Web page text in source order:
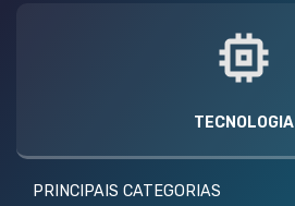
TECNOLOGIA
PRINCIPAIS CATEGORIAS